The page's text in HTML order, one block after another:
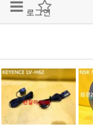
로그인